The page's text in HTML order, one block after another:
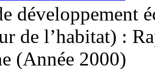
développement
de l’habitat) :
(Année 2000)